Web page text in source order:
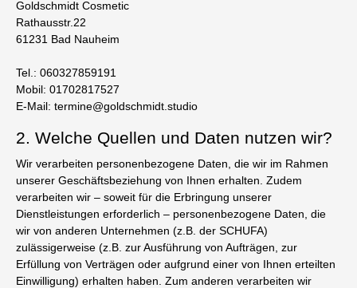
Goldschmidt Cosmetic
Rathausstr.22
61231 Bad Nauheim
Tel.: 060327859191
Mobil: 01702817527
E-Mail: termine@goldschmidt.studio
2. Welche Quellen und Daten nutzen wir?
Wir verarbeiten personenbezogene Daten, die wir im Rahmen
unserer Geschäftsbeziehung von Ihnen erhalten. Zudem
verarbeiten wir – soweit für die Erbringung unserer
Dienstleistungen erforderlich – personenbezogene Daten, die
wir von anderen Unternehmen (z.B. der SCHUFA)
zulässigerweise (z.B. zur Ausführung von Aufträgen, zur
Erfüllung von Verträgen oder aufgrund einer von Ihnen erteilten
Einwilligung) erhalten haben. Zum anderen verarbeiten wir